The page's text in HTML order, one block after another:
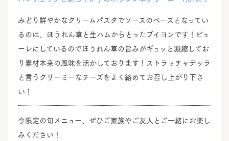
みどり鮮やかなクリームパスタでソースのベースとなってい
るのは、ほうれん草と生ハムからとったブイヨンです！ビュ
ーレにしているのでほうれん草の旨みがギュッと凝縮してお
り素材本来の風味を活かしております！ストラッチャテッラ
と言うクリーミーなチーズをよく絡めてお召し上がり下さ
い！
今限定の旬メニュー、ぜひご家族やご友人とご一緒にお楽し
みください！